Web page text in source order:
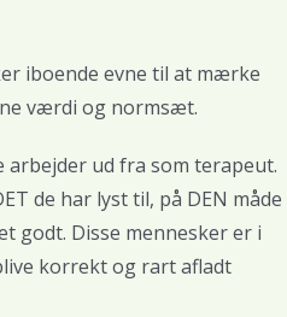
iboende evne til at mærke
værdi og normsæt.
arbejder ud fra som terapeut.
de har lyst til, på DEN måde
godt. Disse mennesker er i
korrekt og rart afladt